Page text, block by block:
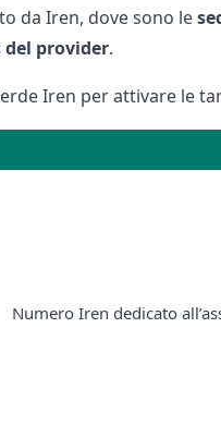
da Iren, dove sono le
del provider.
Iren per attivare le
Numero Iren dedicato